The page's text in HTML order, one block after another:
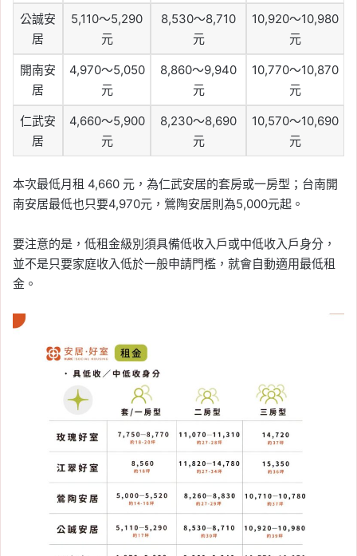
公誠安
居
5,110～5,290
元
8,530～8,710
元
10,920～10,980
元
開南安
居
4,970～5,050
元
8,860～9,940
元
10,770～10,870
元
仁武安
居
4,660～5,900
元
8,230～8,690
元
10,570～10,690
元
本次最低月租 4,660 元，為仁武安居的套房或一房型；台南開
南安居最低也只要4,970元，鶯陶安居則為5,000元起。
要注意的是，低租金級別須具備低收入戶或中低收入戶身分，
並不是只要家庭收入低於一般申請門檻，就會自動適用最低租
金。